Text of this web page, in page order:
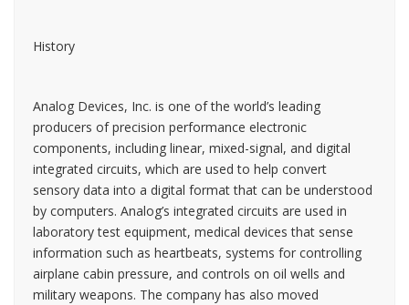
History
Analog Devices, Inc. is one of the world’s leading
producers of precision performance electronic
components, including linear, mixed-signal, and digital
integrated circuits, which are used to help convert
sensory data into a digital format that can be understood
by computers. Analog’s integrated circuits are used in
laboratory test equipment, medical devices that sense
information such as heartbeats, systems for controlling
airplane cabin pressure, and controls on oil wells and
military weapons. The company has also moved